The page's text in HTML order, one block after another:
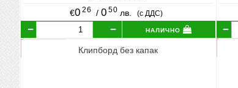
€0 26 / 0 50 лв. (с ДДС)
налично
Клипборд без капак